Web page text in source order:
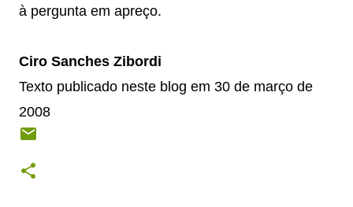
à pergunta em apreço.
Ciro Sanches Zibordi
Texto publicado neste blog em 30 de março de
2008